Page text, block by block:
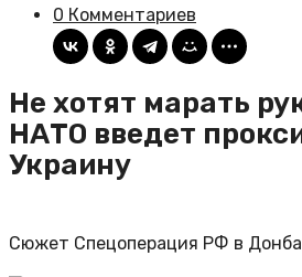
0 Комментариев
Не хотят марать
НАТО введет
Украину
Сюжет Спецоперация РФ в